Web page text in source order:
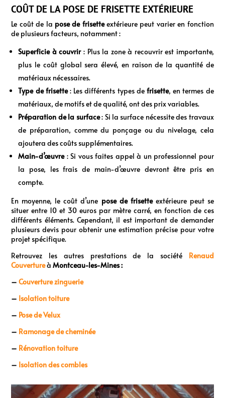
COÛT DE LA POSE DE FRISETTE EXTÉRIEURE
Le coût de la pose de frisette extérieure peut varier en fonction
de plusieurs facteurs, notamment :
Superficie à couvrir : Plus la zone à recouvrir est importante,
plus le coût global sera élevé, en raison de la quantité de
matériaux nécessaires.
Type de frisette : Les différents types de frisette, en termes de
matériaux, de motifs et de qualité, ont des prix variables.
Préparation de la surface: Si la surface nécessite des travaux
de préparation, comme du ponçage ou du nivelage, cela
ajoutera des coûts supplémentaires.
Main-d’œuvre : Si vous faites appel à un professionnel pour
la pose, les frais de main-d’œuvre devront être pris en
compte.
En moyenne, le coût d’une pose de frisette extérieure peut se
situer entre 10 et 30 euros par mètre carré, en fonction de ces
différents éléments. Cependant, il est important de demander
plusieurs devis pour obtenir une estimation précise pour votre
projet spécifique.
Retrouvez les autres prestations de la société Renaud
CouvertureàMontceau-les-Mines :
–Couverture zinguerie
– Isolation toiture
– Pose de Velux
– Ramonage de cheminée
– Rénovation toiture
– Isolation des combles